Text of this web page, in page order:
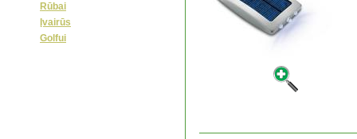
Rūbai
Įvairūs
Golfui